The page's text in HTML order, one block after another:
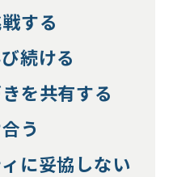
する
続ける
を共有する
う
に妥協しない